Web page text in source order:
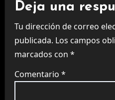
Deja una
Tu dirección de correo
publicada. Los campos
marcados con *
Comentario *